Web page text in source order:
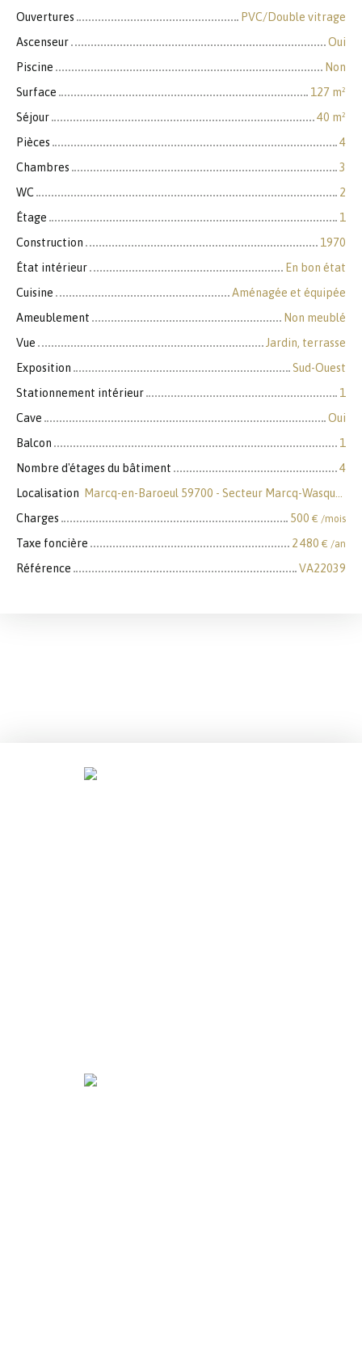
Ouvertures
PVC/Double vitrage
Ascenseur
Oui
Piscine
Non
Surface
127 m²
Séjour
40 m²
Pièces
4
Chambres
3
WC
2
Étage
1
Construction
1970
État intérieur
En bon état
Cuisine
Aménagée et équipée
Ameublement
Non meublé
Vue
Jardin, terrasse
Exposition
Sud-Ouest
Stationnement intérieur
1
Cave
Oui
Balcon
1
Nombre d'étages du bâtiment
4
Localisation
Marcq-en-Baroeul 59700 - Secteur Marcq-Wasquehal-Mouvaux
Charges
500 € /mois
Taxe foncière 2 480 € /an
Référence VA22039